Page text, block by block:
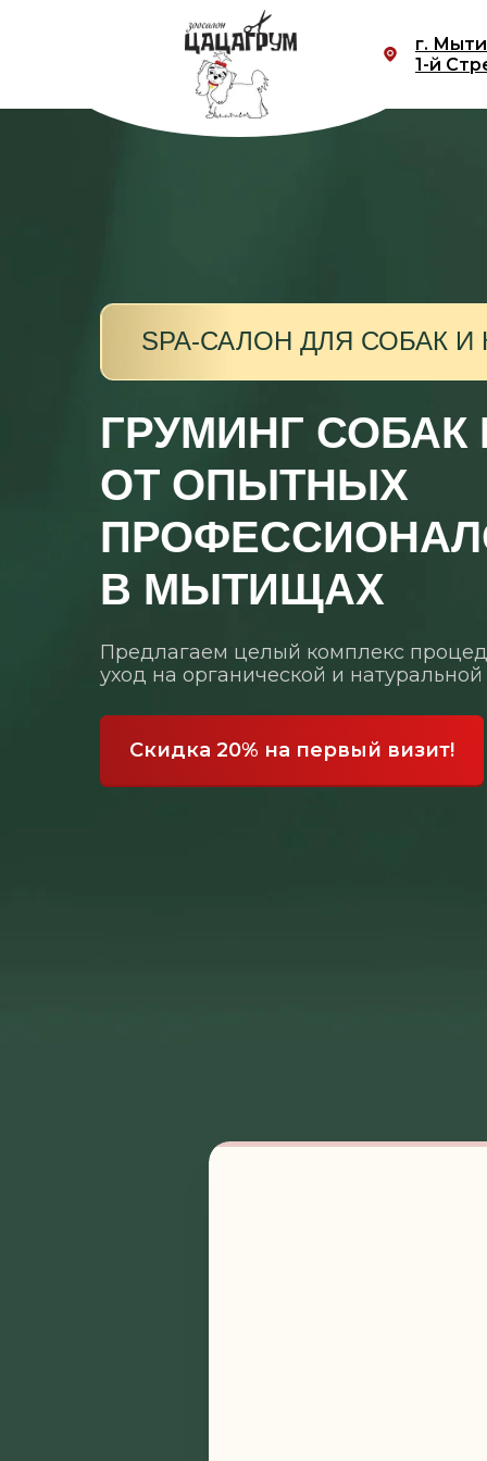
ГРУМИНГ
ОТ ОПЫТНЫХ
В МЫТИЩАХ
Предлагаем целый комплекс
уход на органической и
SPA-САЛОН ДЛЯ СОБАК И
Скидка 20% на первый визит!
г.
1-й